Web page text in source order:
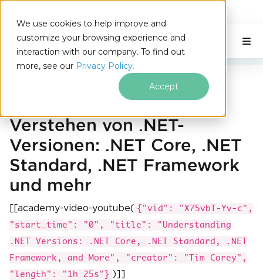
We use cookies to help improve and
customize your browsing experience and
interaction with our company. To find out
more, see our Privacy Policy.
Accept
IRONSOFTWARE
Zum Fußzeileninhalt springen
C# Application
Auf dieser Seite
Verstehen von .NET-Versionen
Verstehen von .NET-
Versionen: .NET Core, .NET
Standard, .NET Framework
und mehr
[[academy-video-youtube( {"vid": "X75vbT-Yv-c",
"start_time": "0", "title": "Understanding
.NET Versions: .NET Core, .NET Standard, .NET
Framework, and More", "creator": "Tim Corey",
"length": "1h 25s"} )]]